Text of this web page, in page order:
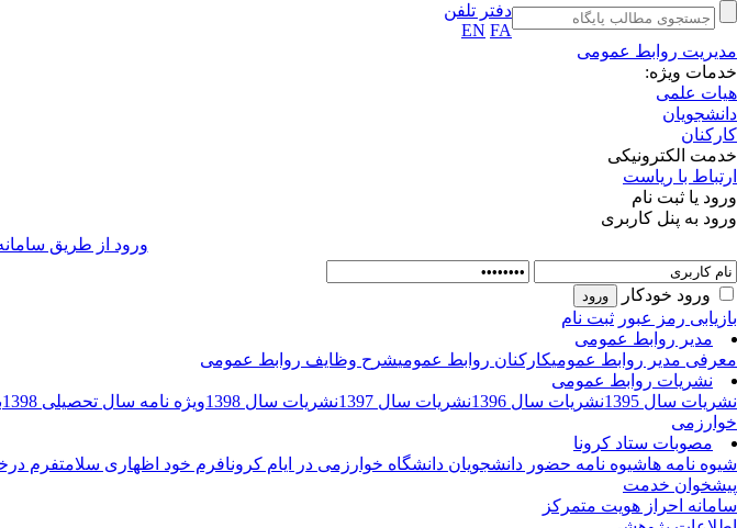
دفتر تلفن
EN FA
مدیریت روابط عمومی
خدمات ویژه:
هیات علمی
دانشجویان
کارکنان
خدمت الکترونیکی
ارتباط با ریاست
ورود یا ثبت نام
ورود به پنل کاربری
ورود از طريق
ورود خودکار
بازیابی رمز عبور ثبت نام
مدیر روابط عمومی
معرفی مدیر روابط عمومیکارکنان روابط عمومیشرح وظایف روابط عمومی
نشریات روابط عمومی
نشریات سال 1395
نشریات سال 1396 نشریات سال 1397 نشریات سال 1398 ویژه نامه سال تحصیلی 1398
خوارزمی
مصوبات ستاد کرونا
شیوه نامه هاشیوه نامه حضور دانشجویان دانشگاه خوارزمی در ایام کرونافرم خود اظهاری سلامتفرم
پیشخوان خدمت
سامانه احراز هویت متمرکز